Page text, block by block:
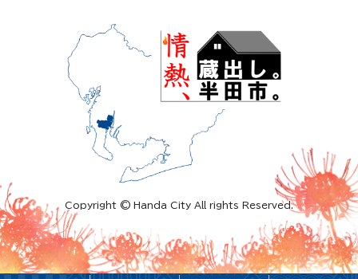
Copyright © Handa City All rights Reserved.